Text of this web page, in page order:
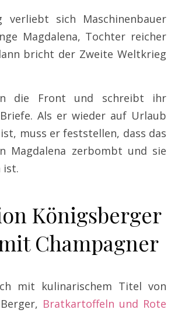
verliebt sich Maschinenbauer
Magdalena, Tochter reicher
bricht der Zweite Weltkrieg
die Front und schreibt ihr
Als er wieder auf Urlaub
muss er feststellen, dass das
Magdalena zerbombt und sie
ist.
Königsberger
Champagner
mit kulinarischem Titel von
Bratkartoffeln und Rote